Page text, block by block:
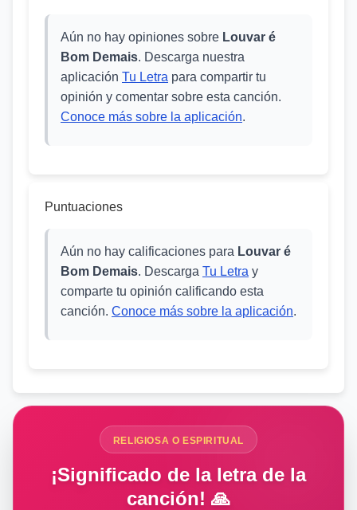
Aún no hay opiniones sobre Louvar é
Bom Demais. Descarga nuestra
aplicación Tu Letra para compartir tu
opinión y comentar sobre esta canción.
Conoce más sobre la aplicación.
Puntuaciones
Aún no hay calificaciones para Louvar é
Bom Demais. Descarga Tu Letra y
comparte tu opinión calificando esta
canción. Conoce más sobre la aplicación.
RELIGIOSA O ESPIRITUAL
¡Significado de la letra de la
canción! 🙏